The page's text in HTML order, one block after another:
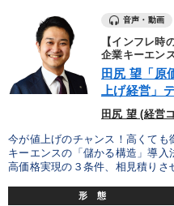
音声・動画
【インフレ時
企業キーエン
田尻 望「原
上げ経営」
田尻 望 (経営
今が値上げのチャンス！高くて
キーエンスの「儲かる構造」導入
高価格実現の３条件、相見積りさ
形 態